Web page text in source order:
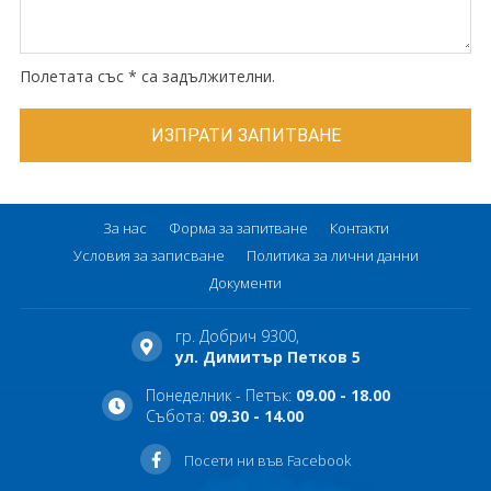
Полетата със * са задължителни.
За нас Форма за запитване
Контакти
Условия за записване
Политика за лични данни
Документи
гр. Добрич 9300,
ул. Димитър Петков 5
Понеделник - Петък: 09.00 - 18.00
Събота: 09.30 - 14.00
Посети ни във Facebook